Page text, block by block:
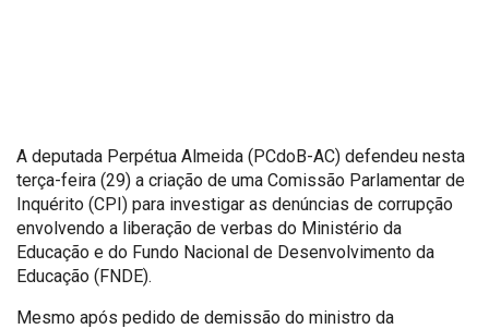
A deputada Perpétua Almeida (PCdoB-AC) defendeu nesta
terça-feira (29) a criação de uma Comissão Parlamentar de
Inquérito (CPI) para investigar as denúncias de corrupção
envolvendo a liberação de verbas do Ministério da
Educação e do Fundo Nacional de Desenvolvimento da
Educação (FNDE).
Mesmo após pedido de demissão do ministro da